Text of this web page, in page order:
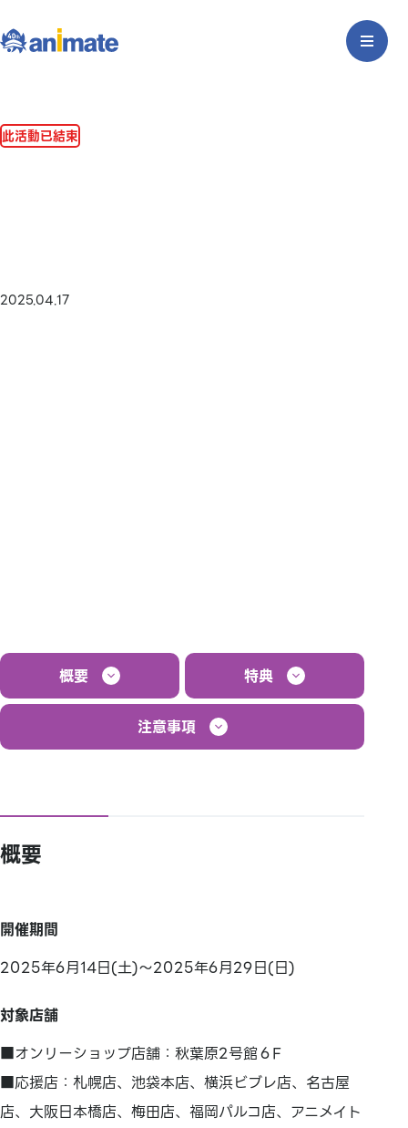
此活動已結束
2025.04.17
概要 特典
注意事項
概要
開催期間
2025年6月14日(土)～2025年6月29日(日)
対象店舗
■オンリーショップ店舗：秋葉原2号館６F
■応援店：札幌店、池袋本店、横浜ビブレ店、名古屋
店、大阪日本橋店、梅田店、福岡パルコ店、アニメイト